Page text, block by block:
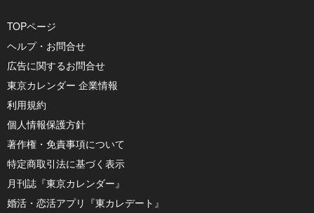
TOPページ
ヘルプ・お問合せ
広告に関するお問合せ
東京カレンダー 企業情報
利用規約
個人情報保護方針
著作権・免責事項について
特定商取引法に基づく表示
月刊誌『東京カレンダー』
婚活・恋活アプリ『東カレデート』